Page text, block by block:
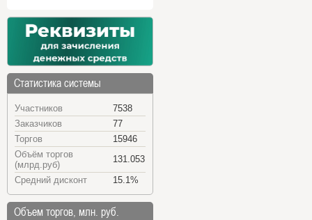
Статистика системы
Участников
7538
Заказчиков
77
Торгов
15946
Объём торгов
(млрд.руб)
131.053
Средний дисконт
15.1%
Объем торгов, млн. руб.